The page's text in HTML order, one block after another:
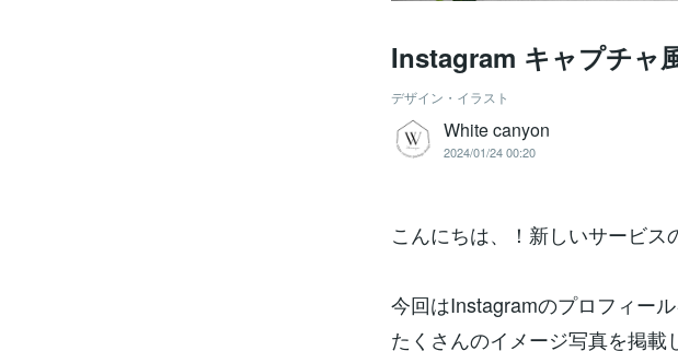
Instagram キャプチャ
デザイン・イラスト
White canyon
2024/01/24 00:20
こんにちは、！新しいサービス
今回はInstagramのプロフィー
たくさんのイメージ写真を掲載